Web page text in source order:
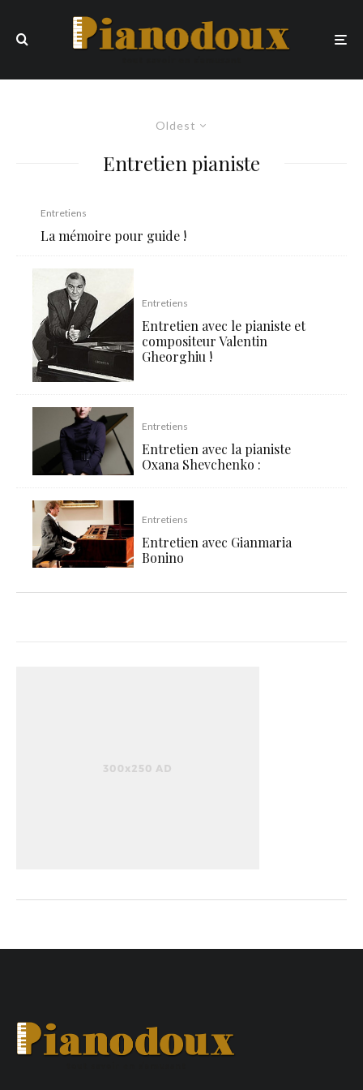
Oldest
Entretien pianiste
Entretiens
La mémoire pour guide !
Entretiens
Entretien avec le pianiste et
compositeur Valentin
Gheorghiu !
Entretiens
Entretien avec la pianiste
Oxana Shevchenko :
Entretiens
Entretien avec Gianmaria
Bonino